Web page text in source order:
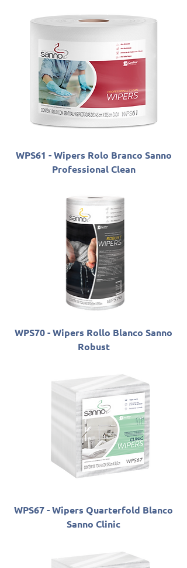
WPS61 - Wipers Rolo Branco Sanno
Professional Clean
WPS70 - Wipers Rollo Blanco Sanno
Robust
WPS67 - Wipers Quarterfold Blanco
Sanno Clinic